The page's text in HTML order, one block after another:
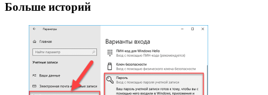
Больше историй